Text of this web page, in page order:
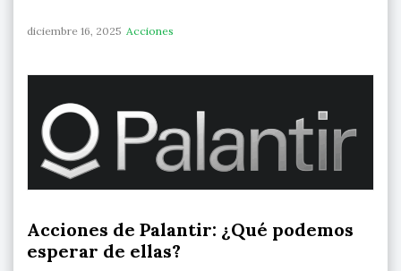
diciembre 16, 2025 Acciones
Acciones de Palantir: ¿Qué podemos
esperar de ellas?